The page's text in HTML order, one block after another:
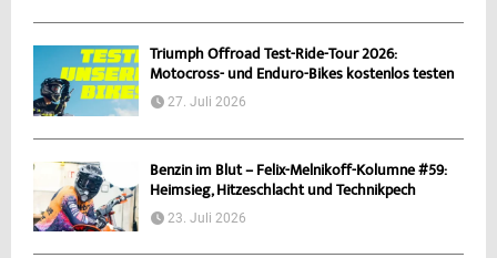
Triumph Offroad Test-Ride-Tour 2026:
Motocross- und Enduro-Bikes kostenlos testen
27. Juli 2026
Benzin im Blut – Felix-Melnikoff-Kolumne #59:
Heimsieg, Hitzeschlacht und Technikpech
23. Juli 2026